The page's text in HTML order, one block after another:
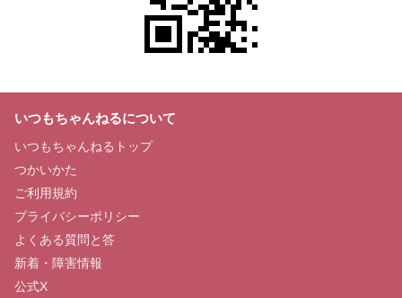
いつもちゃんねるについて
いつもちゃんねるトップ
つかいかた
ご利用規約
プライバシーポリシー
よくある質問と答
新着・障害情報
公式X